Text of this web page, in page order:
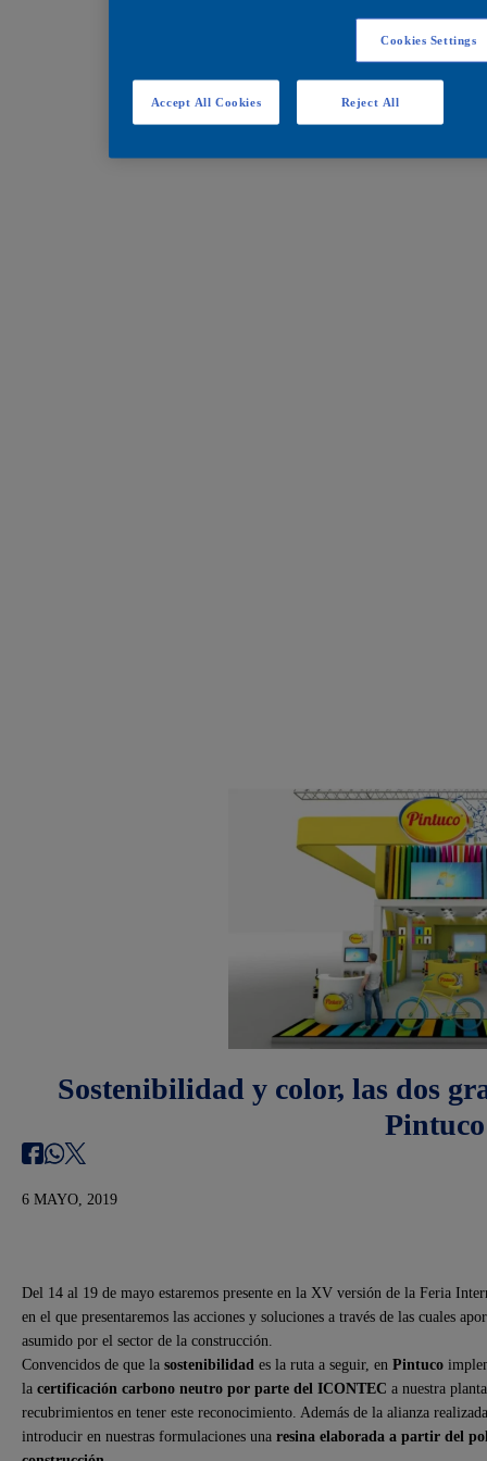
Sostenibilidad y color, las dos
Pintuco
6 MAYO, 2019
Del 14 al 19 de mayo estaremos presente en la XV versión de la Feria
en el que presentaremos las acciones y soluciones a través de las cuales
asumido por el sector de la construcción.
Convencidos de que la sostenibilidad es la ruta a seguir, en Pintuco
la certificación carbono neutro por parte del ICONTEC a nuestra
recubrimientos en tener este reconocimiento. Además de la alianza
introducir en nuestras formulaciones una resina elaborada a partir del
Cookies Settings
Reject All
Accept All Cookies